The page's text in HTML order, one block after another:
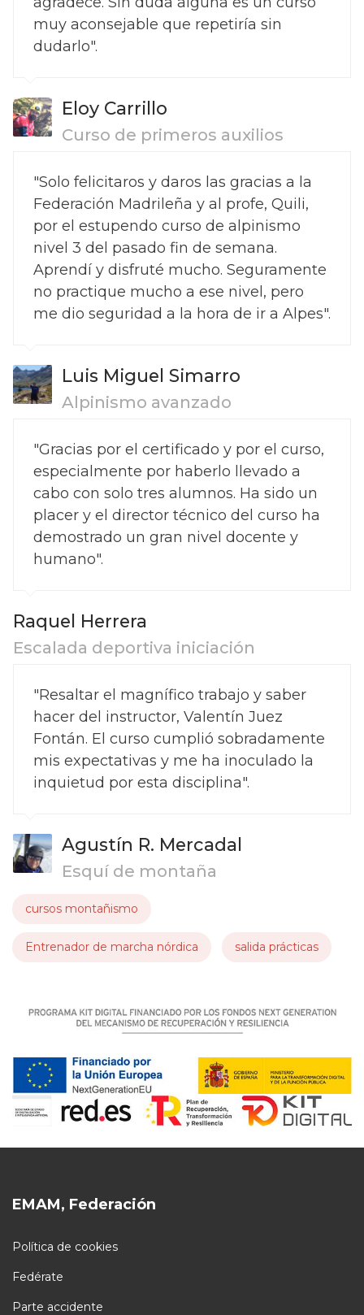
muy aconsejable que repetiría sin
dudarlo".
Eloy Carrillo
Curso de primeros auxilios
"Solo felicitaros y daros las gracias a la
Federación Madrileña y al profe, Quili,
por el estupendo curso de alpinismo
nivel 3 del pasado fin de semana.
Aprendí y disfruté mucho. Seguramente
no practique mucho a ese nivel, pero
me dio seguridad a la hora de ir a Alpes".
Luis Miguel Simarro
Alpinismo avanzado
"Gracias por el certificado y por el curso,
especialmente por haberlo llevado a
cabo con solo tres alumnos. Ha sido un
placer y el director técnico del curso ha
demostrado un gran nivel docente y
humano".
Raquel Herrera
Escalada deportiva iniciación
"Resaltar el magnífico trabajo y saber
hacer del instructor, Valentín Juez
Fontán. El curso cumplió sobradamente
mis expectativas y me ha inoculado la
inquietud por esta disciplina".
Agustín R. Mercadal
Esquí de montaña
cursos montañismo
Entrenador de marcha nórdica salida prácticas
EMAM, Federación
Política de cookies
Fedérate
Parte accidente